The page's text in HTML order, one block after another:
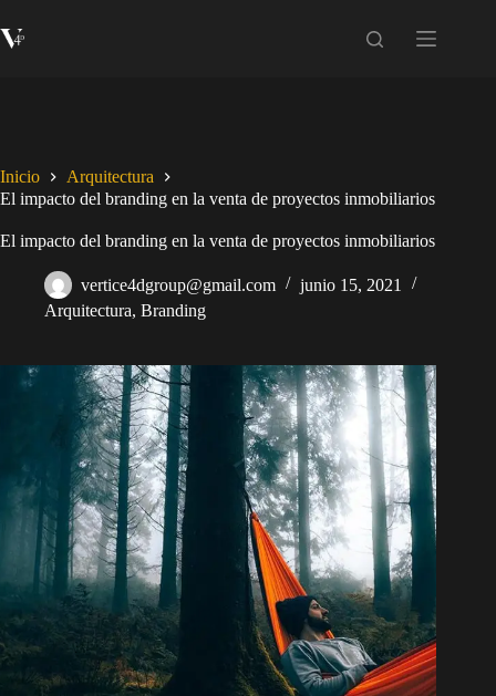
Inicio
Arquitectura
El impacto del branding en la venta de proyectos inmobiliarios
El impacto del branding en la venta de proyectos inmobiliarios
vertice4dgroup@gmail.com
junio 15, 2021
Arquitectura, Branding